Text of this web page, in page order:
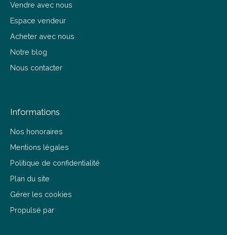
Vendre avec nous
Espace vendeur
Acheter avec nous
Notre blog
Nous contacter
Informations
Nos honoraires
Mentions légales
Politique de confidentialité
Plan du site
Gérer les cookies
Propulsé par